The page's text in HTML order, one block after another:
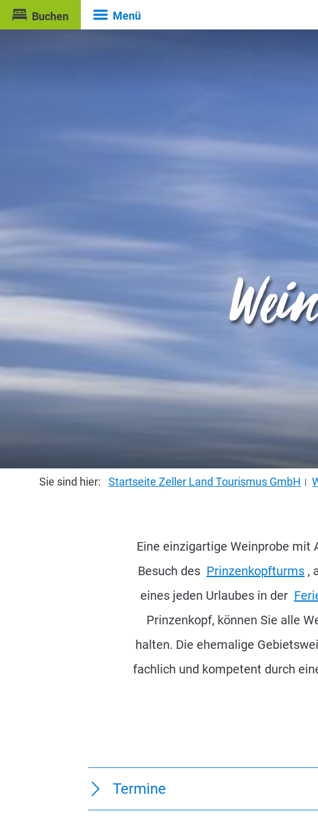
Buchen Menü
Sie sind hier: Startseite Zeller Land Tourismus GmbH
Eine einzigartige Weinprobe mit
Besuch des Prinzenkopfturms ,
eines jeden Urlaubes in der
Prinzenkopf, können Sie alle
halten. Die ehemalige
fachlich und kompetent durch
Termine